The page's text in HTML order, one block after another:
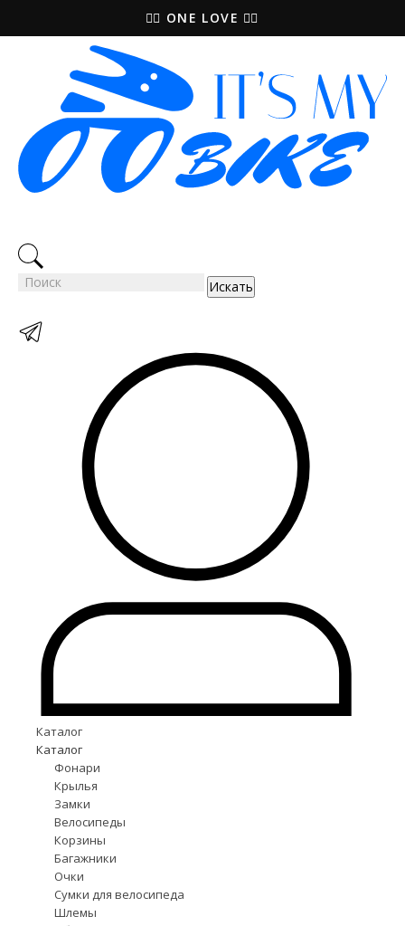
🚵‍♀️ ONE LOVE 🚴‍♀️
Искать
Каталог
Каталог
Фонари
Крылья
Замки
Велосипеды
Корзины
Багажники
Очки
Сумки для велосипеда
Шлемы